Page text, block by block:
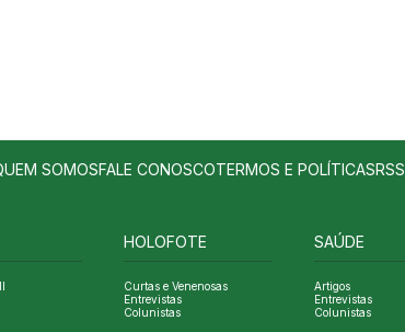
SOMOSFALE CONOSCOTERMOS E POLÍTICASRSS
HOLOFOTE
Curtas e Venenosas
Entrevistas
Colunistas
SAÚDE
Artigos
Entrevistas
Colunistas